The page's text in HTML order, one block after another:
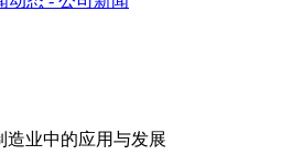
造业中的应用与发展